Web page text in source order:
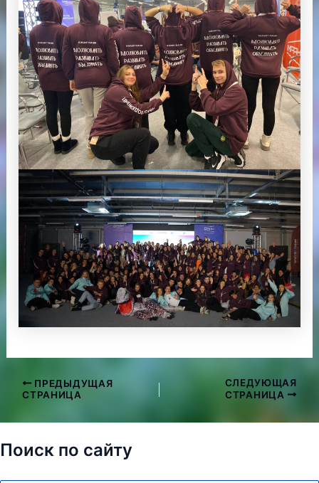
Навигация
записям
ПРЕДЫДУЩАЯ
СТРАНИЦА
СЛЕДУЮЩАЯ
СТРАНИЦА
Поиск по сайту